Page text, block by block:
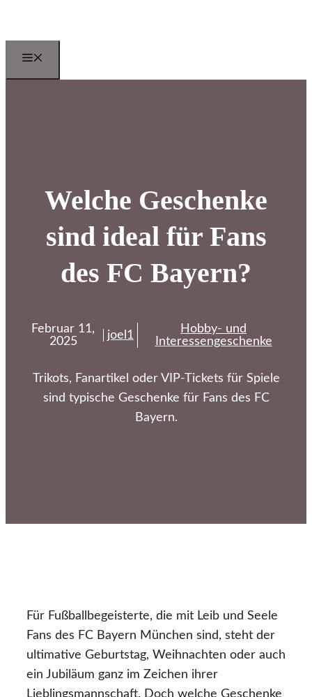
springen
Welche Geschenke
sind ideal für Fans
des FC Bayern?
Februar 11,
2025
joel1
Hobby- und
Interessengeschenke
Trikots, Fanartikel oder VIP-Tickets für Spiele
sind typische Geschenke für Fans des FC
Bayern.
Für Fußballbegeisterte, die mit Leib und Seele
Fans des FC Bayern München sind, steht der
ultimative Geburtstag, Weihnachten oder auch
ein Jubiläum ganz im Zeichen ihrer
Lieblingsmannschaft. Doch welche Geschenke